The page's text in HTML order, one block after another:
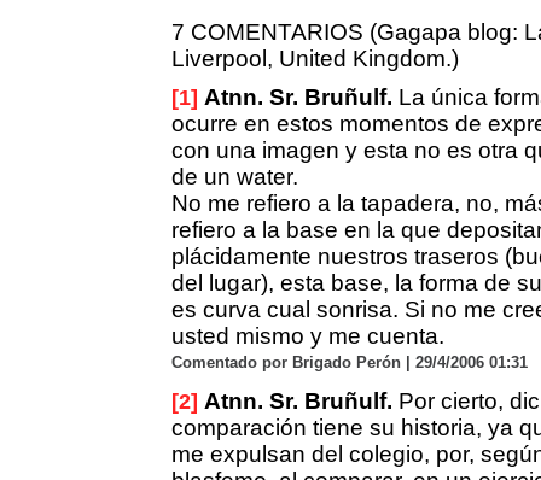
7 COMENTARIOS (Gagapa blog:
Liverpool, United Kingdom.)
[1] Atnn. Sr. Bruñulf. La única
ocurre en estos momentos de
con una imagen y esta no es otra
de un water.
No me refiero a la tapadera, no,
refiero a la base en la que
plácidamente nuestros traseros
del lugar), esta base, la forma de
es curva cual sonrisa. Si no me
usted mismo y me cuenta.
Comentado por Brigado Perón | 29/4/2006 01:31
[2] Atnn. Sr. Bruñulf. Por cierto,
comparación tiene su historia, ya
me expulsan del colegio, por,